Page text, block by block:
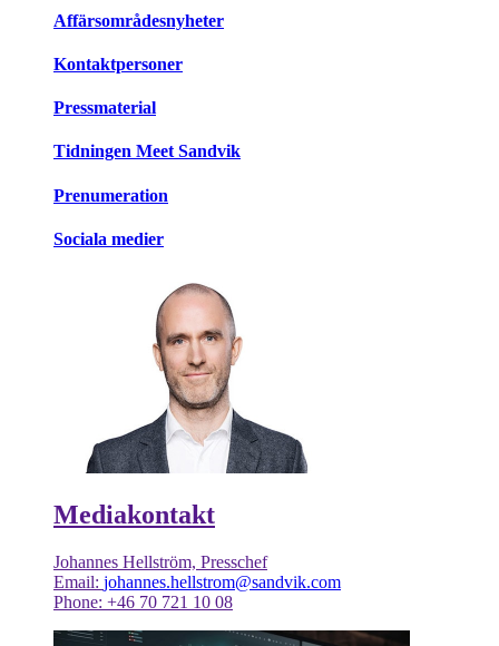
Affärsområdesnyheter
Kontaktpersoner
Pressmaterial
Tidningen Meet Sandvik
Prenumeration
Sociala medier
Mediakontakt
Johannes Hellström, Presschef
Email: johannes.hellstrom@sandvik.com
Phone: +46 70 721 10 08